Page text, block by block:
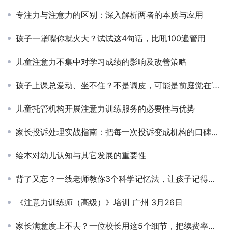
专注力与注意力的区别：深入解析两者的本质与应用
孩子一犟嘴你就火大？试试这4句话，比吼100遍管用
儿童注意力不集中对学习成绩的影响及改善策略
孩子上课总爱动、坐不住？不是调皮，可能是前庭觉在‘报警’
儿童托管机构开展注意力训练服务的必要性与优势
家长投诉处理实战指南：把每一次投诉变成机构的口碑加分项
绘本对幼儿认知与其它发展的重要性
背了又忘？一线老师教你3个科学记忆法，让孩子记得牢、记得久
《注意力训练师（高级）》培训 广州 3月26日
家长满意度上不去？一位校长用这5个细节，把续费率做到了92%